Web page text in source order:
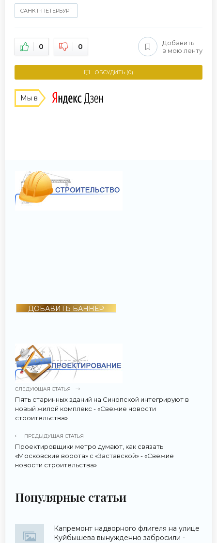
САНКТ-ПЕТЕРБУРГ
0 0
Добавить
в мою ленту
ОБСУДИТЬ (0)
Мы в
ДОБАВИТЬ БАННЕР
СЛЕДУЮЩАЯ СТАТЬЯ
Пять старинных зданий на Синопской интегрируют в
новый жилой комплекс - «Свежие новости
строительства»
ПРЕДЫДУЩАЯ СТАТЬЯ
Проектировщики метро думают, как связать
«Московские ворота» с «Заставской» - «Свежие
новости строительства»
Популярные статьи
Капремонт надворного флигеля на улице
Куйбышева вынужденно забросили -